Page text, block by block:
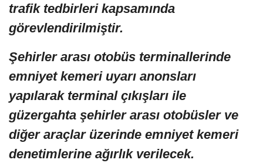
trafik tedbirleri kapsamında
görevlendirilmiştir.
Şehirler arası otobüs terminallerinde
emniyet kemeri uyarı anonsları
yapılarak terminal çıkışları ile
güzergahta şehirler arası otobüsler ve
diğer araçlar üzerinde emniyet kemeri
denetimlerine ağırlık verilecek.